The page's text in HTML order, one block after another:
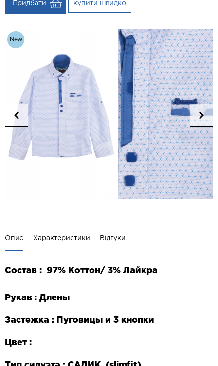
Придбати купити швидко
New
Опис Характеристики Відгуки
Состав : 97% Коттон/ 3% Лайкра
Рукав : Длены
Застежка : Пуговицы и 3 кнопки
Цвет :